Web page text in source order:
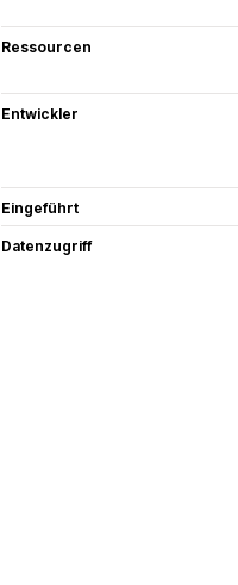
Ressourcen
Entwickler
Eingeführt
Datenzugriff